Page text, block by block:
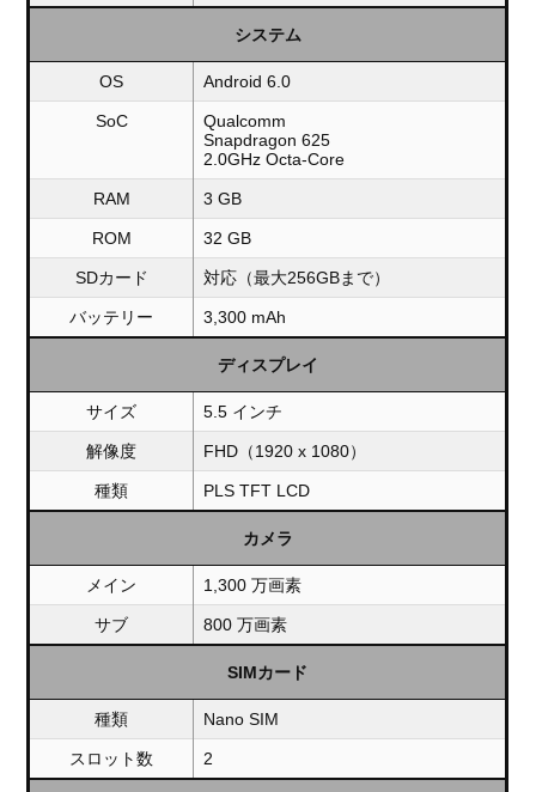
システム
OS Android 6.0
SoC
Qualcomm
Snapdragon 625
2.0GHz Octa-Core
RAM 3 GB
ROM 32 GB
SDカード 対応（最大256GBまで）
バッテリー 3,300 mAh
ディスプレイ
サイズ 5.5 インチ
解像度 FHD（1920 x 1080）
種類 PLS TFT LCD
カメラ
メイン 1,300 万画素
サブ 800 万画素
SIMカード
種類 Nano SIM
スロット数 2